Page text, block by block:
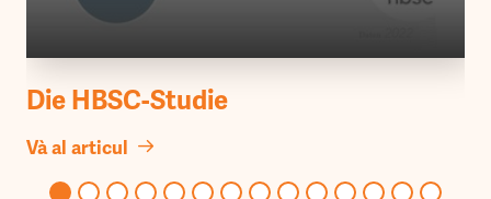
Die HBSC-Studie
Và al articul